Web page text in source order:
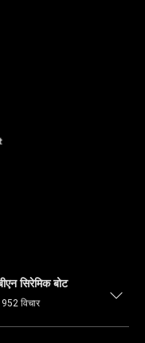
सिरेमिक बोट
952 विचार